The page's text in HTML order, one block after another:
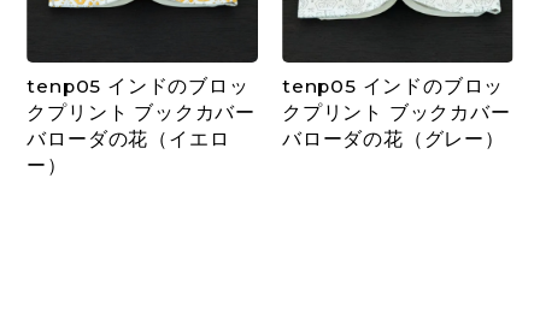
tenp05 インドのブロッ
クプリント ブックカバー
バローダの花（イエロ
ー）
tenp05 インドのブロッ
クプリント ブックカバー
バローダの花（グレー）